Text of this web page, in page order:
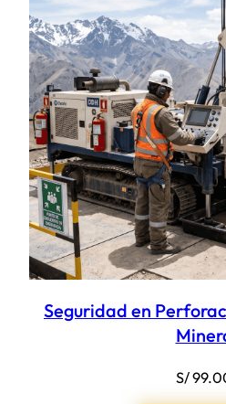
Seguridad en
S/